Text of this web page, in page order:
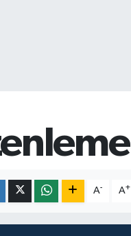
A- A+